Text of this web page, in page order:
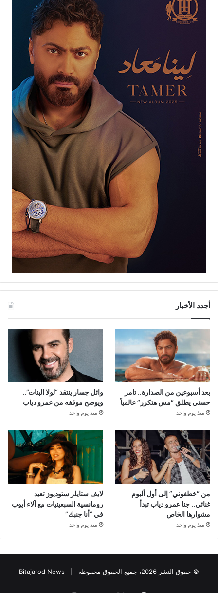
أجدد الأخبار
بعد أسبوعين من الصدارة.. تامر
حسني يطلق “مش هتكرر” عالمياً
منذ يوم واحد
وائل جسار ينتقد “لولا البنات”..
ويوضح موقفه من عمرو دياب
منذ يوم واحد
من “خطفوني” إلى أول ألبوم
غنائي.. جنا عمرو دياب تبدأ
مشوارها الخاص
منذ يوم واحد
لايف ستايلز ستوديوز تعيد
رومانسية السبعينيات مع آلاء أيوب
في “أنا جنبك”
منذ يوم واحد
© حقوق النشر 2026، جميع الحقوق محفوظة | Bitajarod News